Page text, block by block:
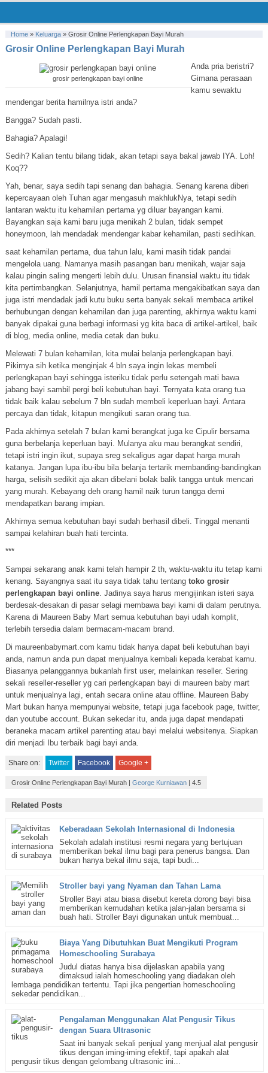
Home» Keluarga» Grosir Online Perlengkapan Bayi Murah
Grosir Online Perlengkapan Bayi Murah
grosir perlengkapan bayi online
Anda pria beristri?
Gimana perasaan
kamu sewaktu
mendengar berita hamilnya istri anda?
Bangga? Sudah pasti.
Bahagia? Apalagi!
Sedih? Kalian tentu bilang tidak, akan tetapi saya bakal jawab IYA. Loh!
Koq??
Yah, benar, saya sedih tapi senang dan bahagia. Senang karena diberi
kepercayaan oleh Tuhan agar mengasuh makhlukNya, tetapi sedih
lantaran waktu itu kehamilan pertama yg diluar bayangan kami.
Bayangkan saja kami baru juga menikah 2 bulan, tidak sempet
honeymoon, lah mendadak mendengar kabar kehamilan, pasti sedihkan.
saat kehamilan pertama, dua tahun lalu, kami masih tidak pandai
mengelola uang. Namanya masih pasangan baru menikah, wajar saja
kalau pingin saling mengerti lebih dulu. Urusan finansial waktu itu tidak
kita pertimbangkan. Selanjutnya, hamil pertama mengakibatkan saya dan
juga istri mendadak jadi kutu buku serta banyak sekali membaca artikel
berhubungan dengan kehamilan dan juga parenting, akhirnya waktu kami
banyak dipakai guna berbagi informasi yg kita baca di artikel-artikel, baik
di blog, media online, media cetak dan buku.
Melewati 7 bulan kehamilan, kita mulai belanja perlengkapan bayi.
Pikirnya sih ketika menginjak 4 bln saya ingin lekas membeli
perlengkapan bayi sehingga isteriku tidak perlu setengah mati bawa
jabang bayi sambil pergi beli kebutuhan bayi. Ternyata kata orang tua
tidak baik kalau sebelum 7 bln sudah membeli keperluan bayi. Antara
percaya dan tidak, kitapun mengikuti saran orang tua.
Pada akhirnya setelah 7 bulan kami berangkat juga ke Cipulir bersama
guna berbelanja keperluan bayi. Mulanya aku mau berangkat sendiri,
tetapi istri ingin ikut, supaya sreg sekaligus agar dapat harga murah
katanya. Jangan lupa ibu-ibu bila belanja tertarik membanding-bandingkan
harga, selisih sedikit aja akan dibelani bolak balik tangga untuk mencari
yang murah. Kebayang deh orang hamil naik turun tangga demi
mendapatkan barang impian.
Akhirnya semua kebutuhan bayi sudah berhasil dibeli. Tinggal menanti
sampai kelahiran buah hati tercinta.
***
Sampai sekarang anak kami telah hampir 2 th, waktu-waktu itu tetap kami
kenang. Sayangnya saat itu saya tidak tahu tentang toko grosir
perlengkapan bayi online. Jadinya saya harus mengijinkan isteri saya
berdesak-desakan di pasar selagi membawa bayi kami di dalam perutnya.
Karena di Maureen Baby Mart semua kebutuhan bayi udah komplit,
terlebih tersedia dalam bermacam-macam brand.
Di maureenbabymart.com kamu tidak hanya dapat beli kebutuhan bayi
anda, namun anda pun dapat menjualnya kembali kepada kerabat kamu.
Biasanya pelanggannya bukanlah first user, melainkan reseller. Sering
sekali reseller-reseller yg cari perlengkapan bayi di maureen baby mart
untuk menjualnya lagi, entah secara online atau offline. Maureen Baby
Mart bukan hanya mempunyai website, tetapi juga facebook page, twitter,
dan youtube account. Bukan sekedar itu, anda juga dapat mendapati
beraneka macam artikel parenting atau bayi melalui websitenya. Siapkan
diri menjadi Ibu terbaik bagi bayi anda.
Share on: Twitter Facebook Google +
Grosir Online Perlengkapan Bayi Murah| George Kurniawan | 4.5
Related Posts
Keberadaan Sekolah Internasional di Indonesia
Sekolah adalah institusi resmi negara yang bertujuan
memberikan bekal ilmu bagi para penerus bangsa. Dan
bukan hanya bekal ilmu saja, tapi budi...
Stroller bayi yang Nyaman dan Tahan Lama
Stroller Bayi atau biasa disebut kereta dorong bayi bisa
memberikan kemudahan ketika jalan-jalan bersama si
buah hati. Stroller Bayi digunakan untuk membuat...
Biaya Yang Dibutuhkan Buat Mengikuti Program
Homeschooling Surabaya
Judul diatas hanya bisa dijelaskan apabila yang
dimaksud ialah homeschooling yang diadakan oleh
lembaga pendidikan tertentu. Tapi jika pengertian homeschooling
sekedar pendidikan...
Pengalaman Menggunakan Alat Pengusir Tikus
dengan Suara Ultrasonic
Saat ini banyak sekali penjual yang menjual alat pengusir
tikus dengan iming-iming efektif, tapi apakah alat
pengusir tikus dengan gelombang ultrasonic ini...